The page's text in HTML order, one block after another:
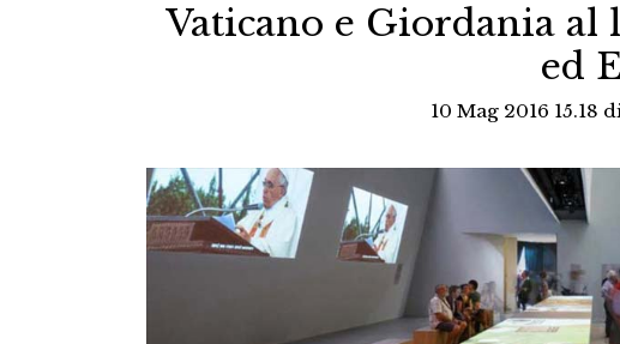
Vaticano e Giordania
ed
10 Mag 2016 15.18